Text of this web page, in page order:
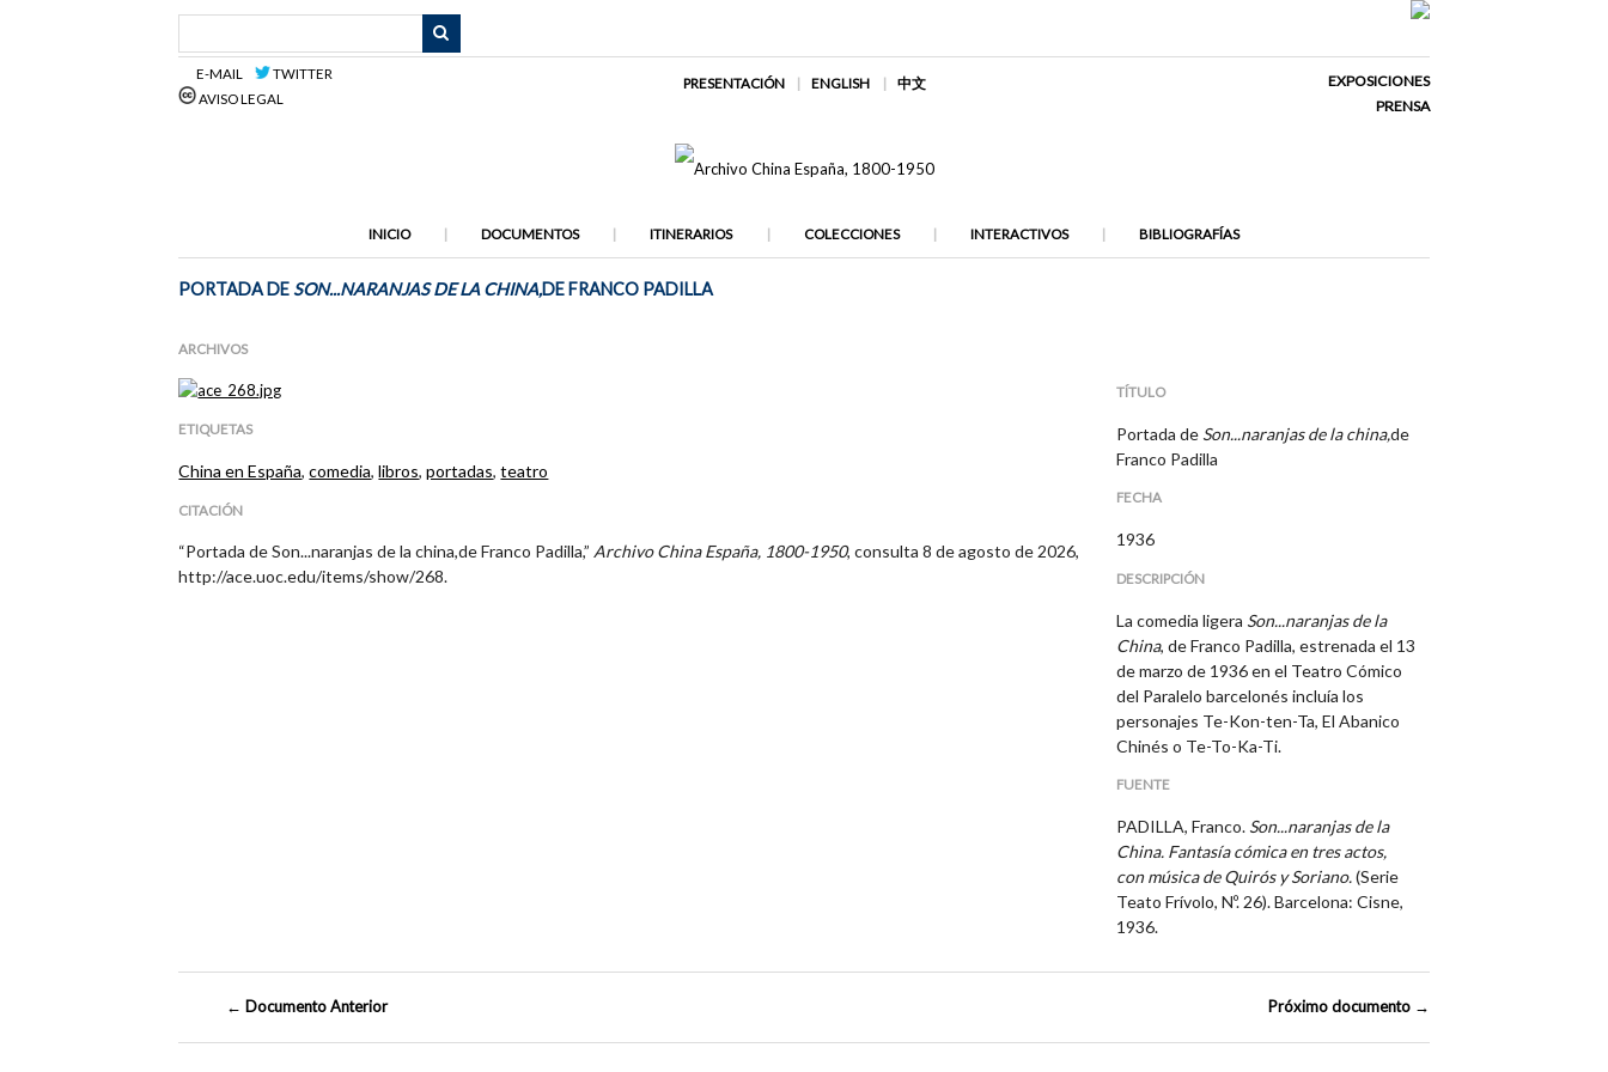
E-MAIL
TWITTER
AVISO LEGAL
PRESENTACIÓN ENGLISH 中文
EXPOSICIONES
PRENSA
INICIO DOCUMENTOS ITINERARIOS COLECCIONES INTERACTIVOS BIBLIOGRAFÍAS
PORTADA DESON...NARANJAS DE LA CHINA,DE FRANCO PADILLA
ARCHIVOS
ETIQUETAS
China en España,comedia,libros,portadas,teatro
CITACIÓN
“Portada de Son...naranjas de la china,de Franco Padilla,”Archivo China España, 1800-1950, consulta 8 de agosto de 2026,
http://ace.uoc.edu/items/show/268.
TÍTULO
Portada de Son...naranjas de la china,de
Franco Padilla
FECHA
1936
DESCRIPCIÓN
La comedia ligera Son...naranjas de la
China, de Franco Padilla, estrenada el 13
de marzo de 1936 en el Teatro Cómico
del Paralelo barcelonés incluía los
personajes Te-Kon-ten-Ta, El Abanico
Chinés o Te-To-Ka-Ti.
FUENTE
PADILLA, Franco. Son...naranjas de la
China. Fantasía cómica en tres actos,
con música de Quirós y Soriano.(Serie
Teato Frívolo, Nº. 26). Barcelona: Cisne,
1936.
← Documento Anterior Próximo documento →